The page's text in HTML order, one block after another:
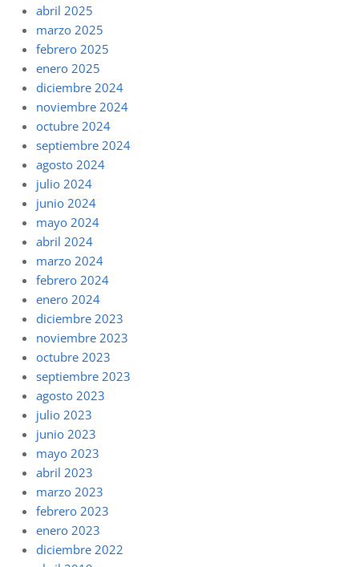
abril 2025
marzo 2025
febrero 2025
enero 2025
diciembre 2024
noviembre 2024
octubre 2024
septiembre 2024
agosto 2024
julio 2024
junio 2024
mayo 2024
abril 2024
marzo 2024
febrero 2024
enero 2024
diciembre 2023
noviembre 2023
octubre 2023
septiembre 2023
agosto 2023
julio 2023
junio 2023
mayo 2023
abril 2023
marzo 2023
febrero 2023
enero 2023
diciembre 2022